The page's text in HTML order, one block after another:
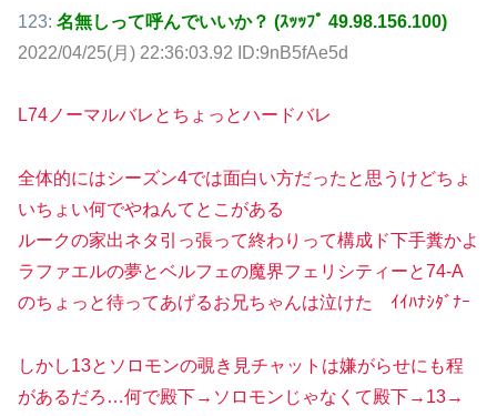
123: 名無しって呼んでいいか？ (ｽｯｯﾌﾟ 49.98.156.100)
2022/04/25(月) 22:36:03.92 ID:9nB5fAe5d
L74ノーマルバレとちょっとハードバレ
全体的にはシーズン4では面白い方だったと思うけどちょ
いちょい何でやねんてとこがある
ルークの家出ネタ引っ張って終わりって構成ド下手糞かよ
ラファエルの夢とベルフェの魔界フェリシティーと74-A
のちょっと待ってあげるお兄ちゃんは泣けた ｲｲﾊﾅｼﾀﾞﾅｰ
しかし13とソロモンの覗き見チャットは嫌がらせにも程
があるだろ…何で殿下→ソロモンじゃなくて殿下→13→